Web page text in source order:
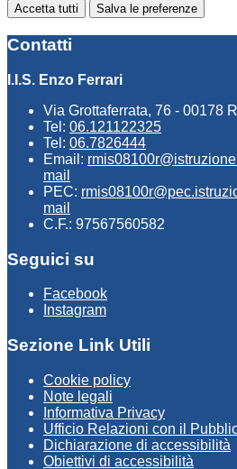
Accetta tutti Salva le preferenze
Contatti
I.I.S. Enzo Ferrari
Via Grottaferrata, 76 - 00178
Tel: 06.121122325
Tel: 06.7826444
Email:
mail
PEC:
mail
C.F.: 97567560582
Seguici su
Facebook
Instagram
Sezione Link Utili
Cookie policy
Note legali
Informativa Privacy
Ufficio Relazioni con il
Dichiarazione di accessibilità
Obiettivi di accessibilità